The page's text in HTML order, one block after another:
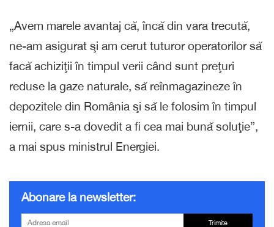
„Avem marele avantaj că, încă din vara trecută,
ne-am asigurat şi am cerut tuturor operatorilor să
facă achiziţii în timpul verii când sunt preţuri
reduse la gaze naturale, să reînmagazineze în
depozitele din România şi să le folosim în timpul
iernii, care s-a dovedit a fi cea mai bună soluţie”,
a mai spus ministrul Energiei.
Abonare la newsletter:
Trimite